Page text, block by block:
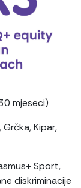
mjeseci)
Kipar,
Sport,
diskriminacije